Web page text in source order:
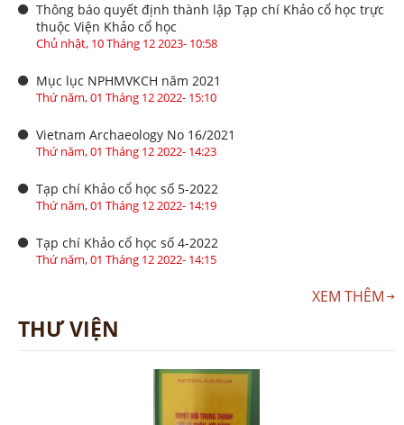
Thông báo quyết định thành lập Tạp chí Khảo cổ học trực
thuộc Viện Khảo cổ học
Chủ nhật, 10 Tháng 12 2023- 10:58
Mục lục NPHMVKCH năm 2021
Thứ năm, 01 Tháng 12 2022- 15:10
Vietnam Archaeology No 16/2021
Thứ năm, 01 Tháng 12 2022- 14:23
Tạp chí Khảo cổ học số 5-2022
Thứ năm, 01 Tháng 12 2022- 14:19
Tạp chí Khảo cổ học số 4-2022
Thứ năm, 01 Tháng 12 2022- 14:15
XEM THÊM
THƯ VIỆN